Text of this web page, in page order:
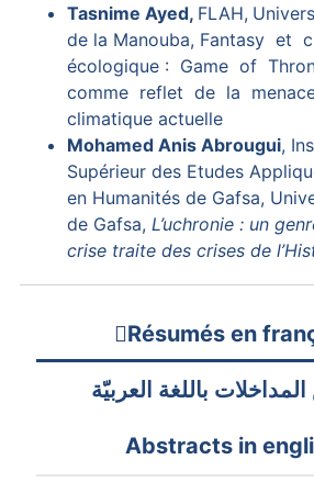
Tasnime Ayed, FLAH,
de la Manouba, Fantasy et
écologique : Game of
comme reflet de la
climatique actuelle
Mohamed Anis Abrougui,
Supérieur des Etudes
en Humanités de Gafsa,
de Gafsa, L’uchronie : un
crise traite des crises de
Résumés en
باللغة العربيّة
Abstracts in